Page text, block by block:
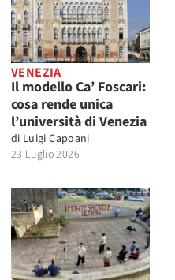
VENEZIA
Il modello Ca’ Foscari:
cosa rende unica
l’università di Venezia
di Luigi Capoani
23 Luglio 2026